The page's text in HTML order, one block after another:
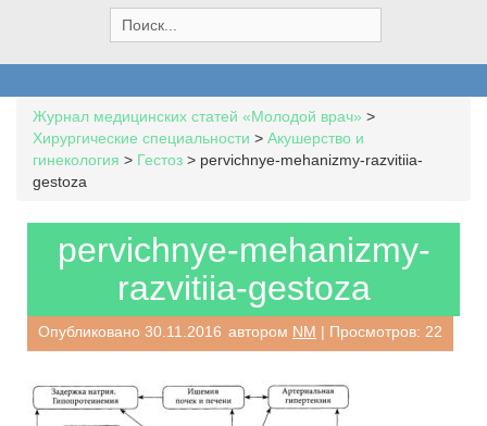
e
a
h
f
o
Журнал медицинских статей «Молодой врач» >
Хирургические специальности > Акушерство и
гинекология > Гестоз > pervichnye-mehanizmy-razvitiia-
gestoza
pervichnye-mehanizmy-
razvitiia-gestoza
Опубликовано 30.11.2016 автором NM | Просмотров: 22